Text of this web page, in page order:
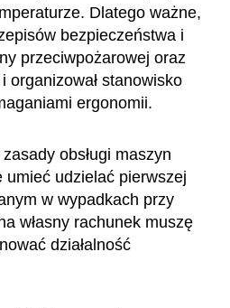
Dlatego ważne,
bezpieczeństwa i
przeciwpożarowej oraz
organizował stanowisko
ergonomii.
obsługi maszyn
umieć udzielać pierwszej
w wypadkach przy
własny rachunek muszę
działalność